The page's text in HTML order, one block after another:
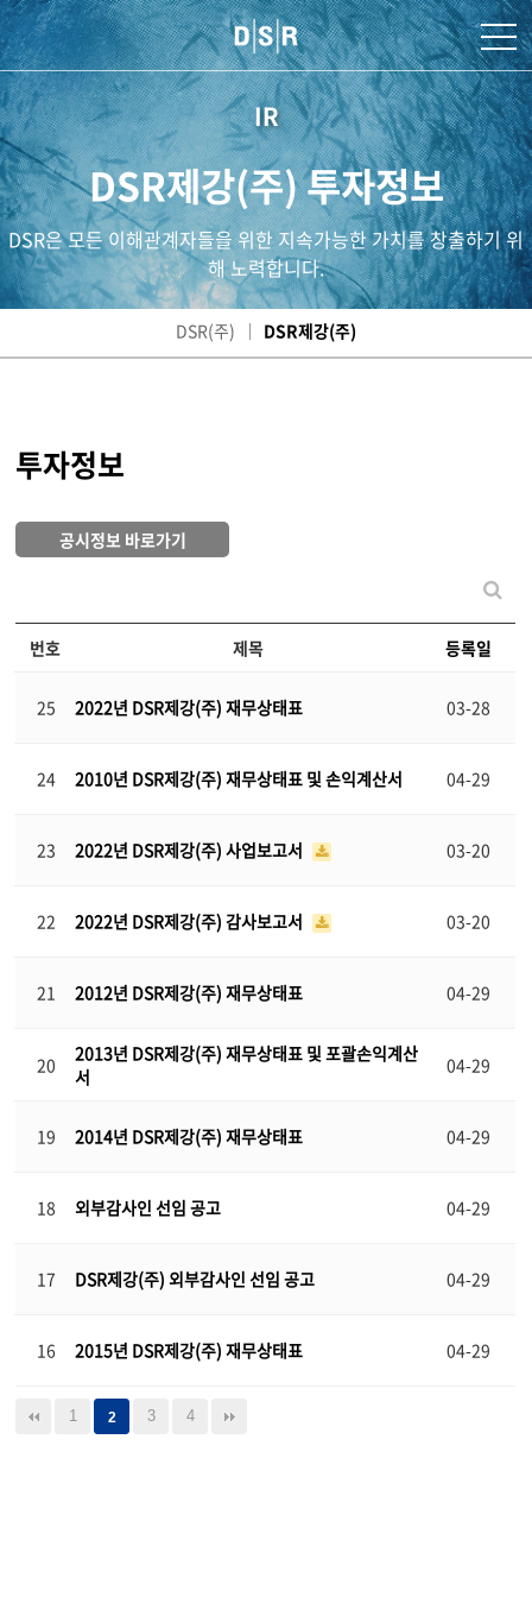
IR
DSR제강(주) 투자정보
DSR은 모든 이해관계자들을 위한 지속가능한 가치를 창출하기 위
해 노력합니다.
DSR(주) DSR제강(주)
투자정보
공시정보 바로가기
번호 제목 등록일
25 2022년 DSR제강(주) 재무상태표 03-28
24 2010년 DSR제강(주) 재무상태표 및 손익계산서 04-29
23 2022년 DSR제강(주) 사업보고서 03-20
22 2022년 DSR제강(주) 감사보고서 03-20
21 2012년 DSR제강(주) 재무상태표 04-29
20
2013년 DSR제강(주) 재무상태표 및 포괄손익계산
서
04-29
19 2014년 DSR제강(주) 재무상태표 04-29
18 외부감사인 선임 공고 04-29
17 DSR제강(주) 외부감사인 선임 공고 04-29
16 2015년 DSR제강(주) 재무상태표 04-29
1 2 3 4